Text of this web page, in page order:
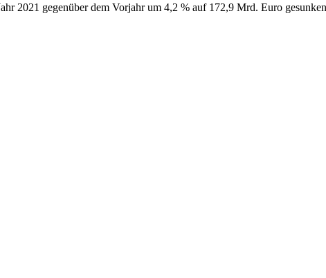
2021 gegenüber dem Vorjahr um 4,2 % auf 172,9 Mrd. Euro